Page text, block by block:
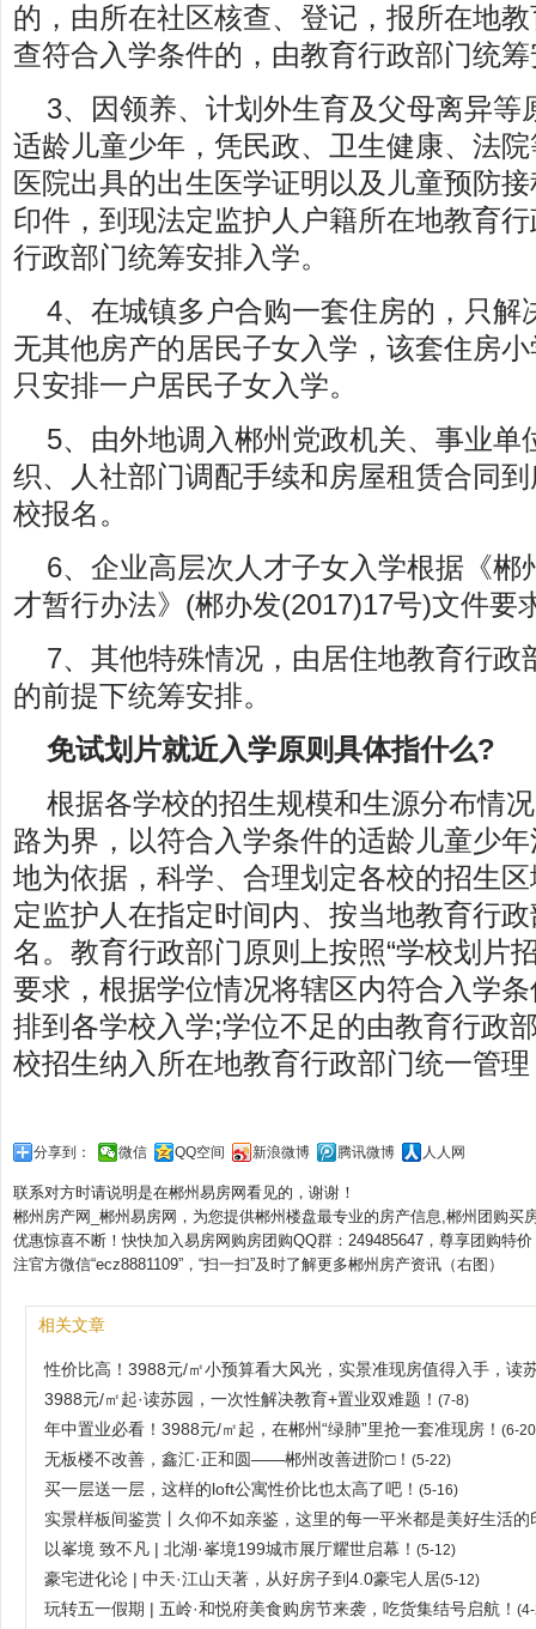
的，由所在社区核查、登记，报所在地
查符合入学条件的，由教育行政部门统
3、因领养、计划外生育及父母离异等
适龄儿童少年，凭民政、卫生健康、法
医院出具的出生医学证明以及儿童预防
印件，到现法定监护人户籍所在地教育
行政部门统筹安排入学。
4、在城镇多户合购一套住房的，只解
无其他房产的居民子女入学，该套住房
只安排一户居民子女入学。
5、由外地调入郴州党政机关、事业单
织、人社部门调配手续和房屋租赁合同
校报名。
6、企业高层次人才子女入学根据《郴
才暂行办法》(郴办发(2017)17号)文件要
7、其他特殊情况，由居住地教育行政
的前提下统筹安排。
免试划片就近入学原则具体指什么?
根据各学校的招生规模和生源分布情
路为界，以符合入学条件的适龄儿童少
地为依据，科学、合理划定各校的招生
定监护人在指定时间内、按当地教育行
名。教育行政部门原则上按照“学校划片
要求，根据学位情况将辖区内符合入学
排到各学校入学;学位不足的由教育行政
校招生纳入所在地教育行政部门统一管
分享到： 微信 QQ空间 新浪微博 腾讯微博 人人网
联系对方时请说明是在郴州易房网看见的，谢谢！
郴州房产网_郴州易房网，为您提供郴州楼盘最专业的房产信息,郴州团购买
优惠惊喜不断！快快加入易房网购房团购QQ群：249485647，尊享团购特价
注官方微信“ecz8881109”，“扫一扫”及时了解更多郴州房产资讯（右图）
相关文章
性价比高！3988元/㎡小预算看大风光，实景准现房值得入手，读
3988元/㎡起·读苏园，一次性解决教育+置业双难题！ (7-8)
年中置业必看！3988元/㎡起，在郴州“绿肺”里抢一套准现房！ (6-
无板楼不改善，鑫汇·正和圆——郴州改善进阶□！ (5-22)
买一层送一层，这样的loft公寓性价比也太高了吧！ (5-16)
实景样板间鉴赏丨久仰不如亲鉴，这里的每一平米都是美好生活的
以峯境 致不凡 | 北湖·峯境199城市展厅耀世启幕！ (5-12)
豪宅进化论 | 中天·江山天著，从好房子到4.0豪宅人居(5-12)
玩转五一假期 | 五岭·和悦府美食购房节来袭，吃货集结号启航！